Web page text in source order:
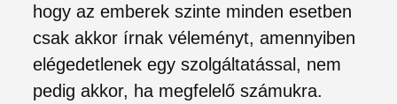
hogy az emberek szinte minden esetben
csak akkor írnak véleményt, amennyiben
elégedetlenek egy szolgáltatással, nem
pedig akkor, ha megfelelő számukra.